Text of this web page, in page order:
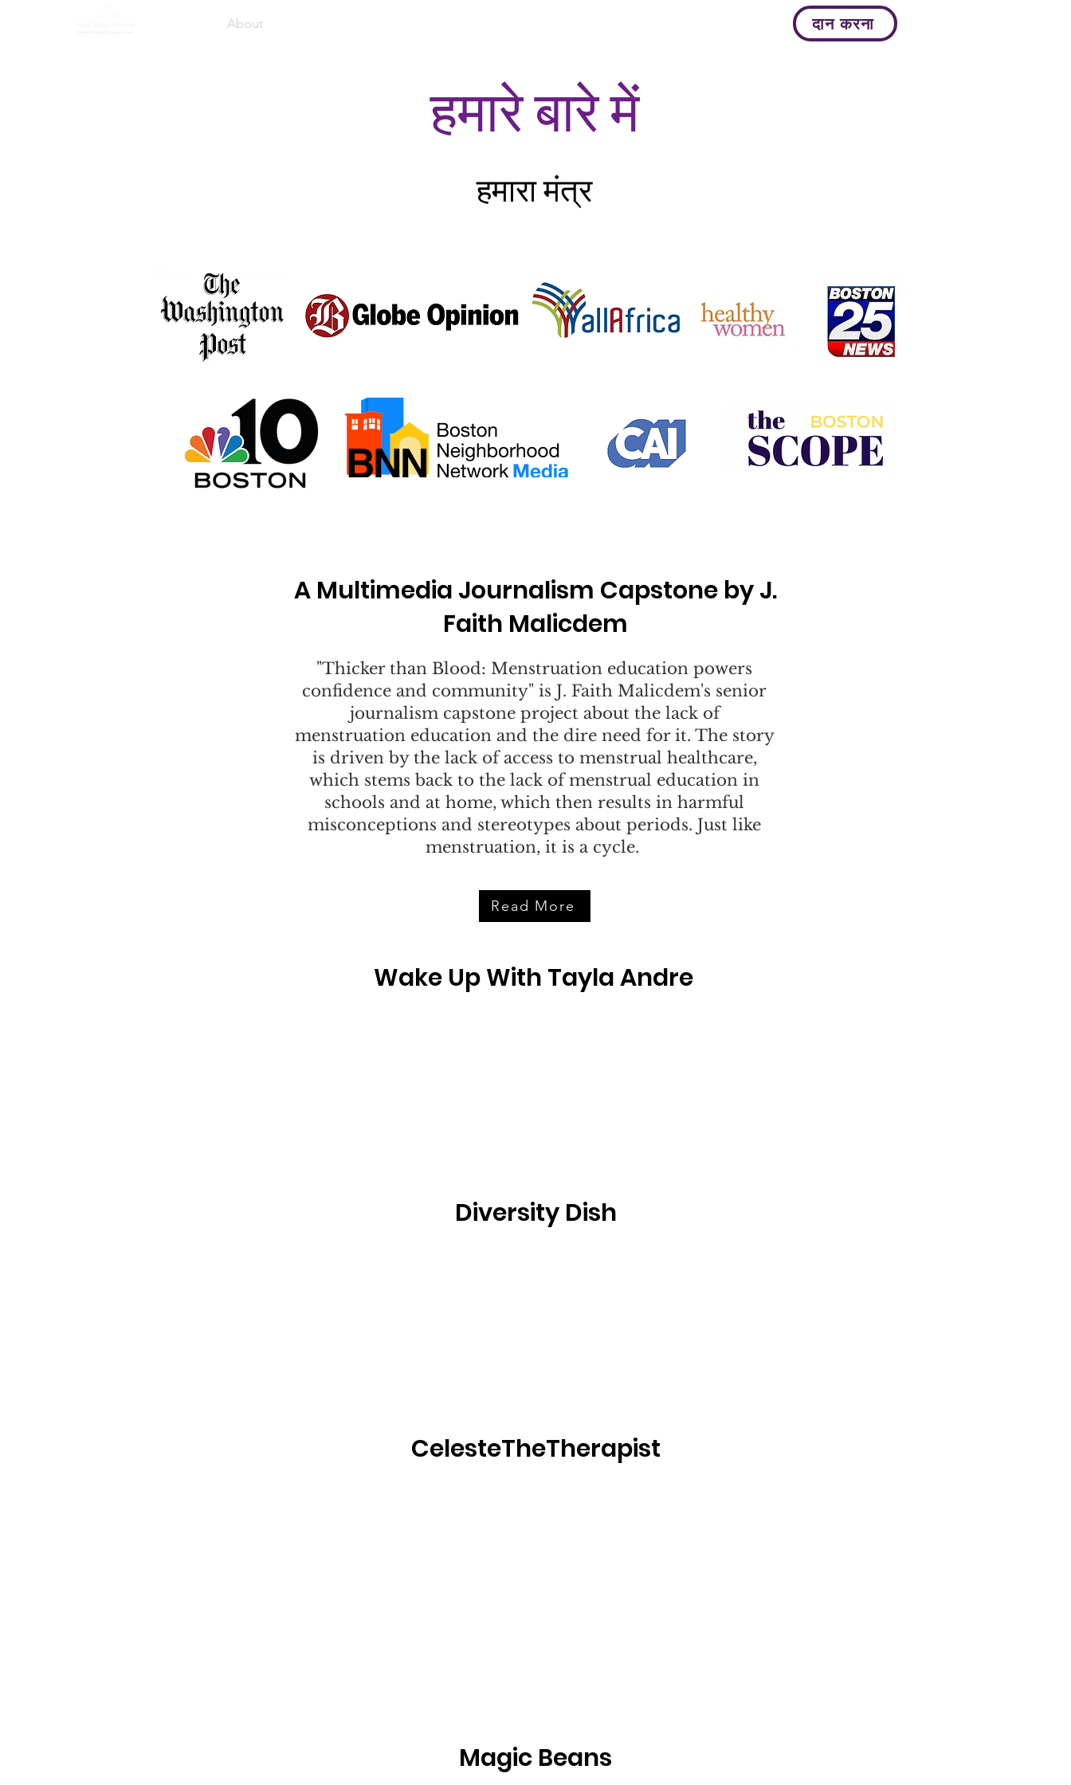
About दान करना
हमारे बारे में
हमारा मंत्र
A Multimedia Journalism Capstone by J.
Faith Malicdem
"Thicker than Blood: Menstruation education powers
confidence and community" is J. Faith Malicdem's senior
journalism capstone project about the lack of
menstruation education and the dire need for it. The story
is driven by the lack of access to menstrual healthcare,
which stems back to the lack of menstrual education in
schools and at home, which then results in harmful
misconceptions and stereotypes about periods. Just like
menstruation, it is a cycle.
Read More
Wake Up With Tayla Andre
Diversity Dish
CelesteTheTherapist
Magic Beans